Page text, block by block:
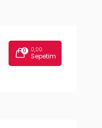
0 0,00
Sepetim